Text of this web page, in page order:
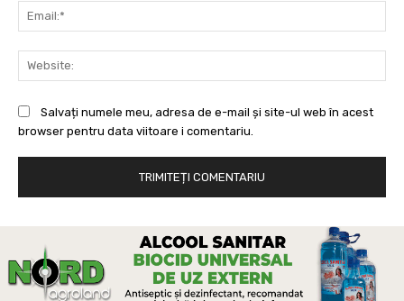
Salvați numele meu, adresa de e-mail și site-ul web în acest
browser pentru data viitoare i comentariu.